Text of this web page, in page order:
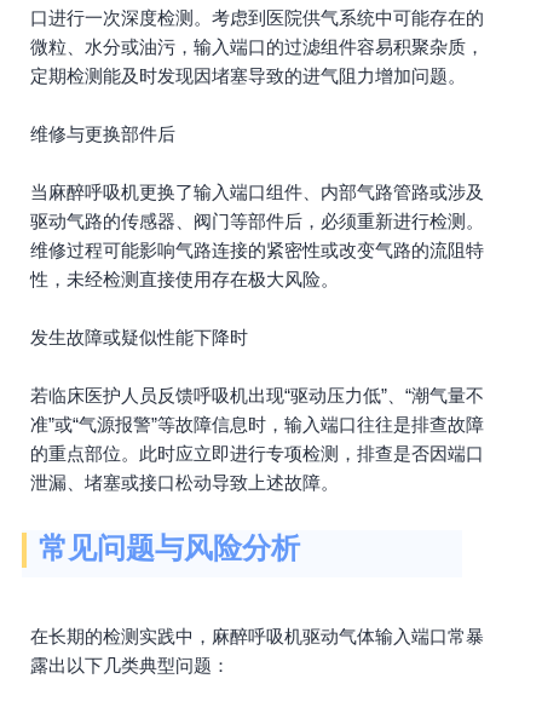
口进行一次深度检测。考虑到医院供气系统中可能存在的
微粒、水分或油污，输入端口的过滤组件容易积聚杂质，
定期检测能及时发现因堵塞导致的进气阻力增加问题。
维修与更换部件后
当麻醉呼吸机更换了输入端口组件、内部气路管路或涉及
驱动气路的传感器、阀门等部件后，必须重新进行检测。
维修过程可能影响气路连接的紧密性或改变气路的流阻特
性，未经检测直接使用存在极大风险。
发生故障或疑似性能下降时
若临床医护人员反馈呼吸机出现“驱动压力低”、“潮气量不
准”或“气源报警”等故障信息时，输入端口往往是排查故障
的重点部位。此时应立即进行专项检测，排查是否因端口
泄漏、堵塞或接口松动导致上述故障。
常见问题与风险分析
在长期的检测实践中，麻醉呼吸机驱动气体输入端口常暴
露出以下几类典型问题：